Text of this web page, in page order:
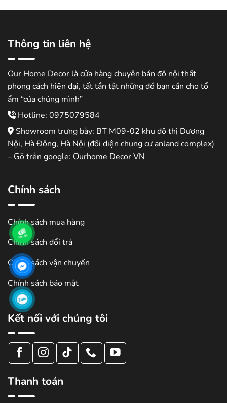
Thông tin liên hệ
Our Home Decor là cửa hàng chuyên bán đồ nội thất
phong cách hiện đại, tất tần tật những đồ bạn cần cho tổ
ẩm “của chúng mình”
Hotline: 0975079584
Showroom trưng bày: BT M09-02 khu đô thị Dương
Nội, Hà Đông, Hà Nội (đối diện chung cư anland complex)
– Gõ trên google: Ourhome Decor VN
Chính sách
Chính sách mua hàng
Chính sách đổi trả
Chính sách vận chuyển
Chính sách bảo mật
Kết nối với chúng tôi
Thanh toán